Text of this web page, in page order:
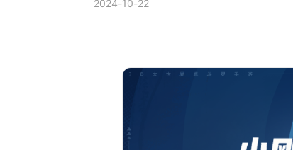
2024-10-22